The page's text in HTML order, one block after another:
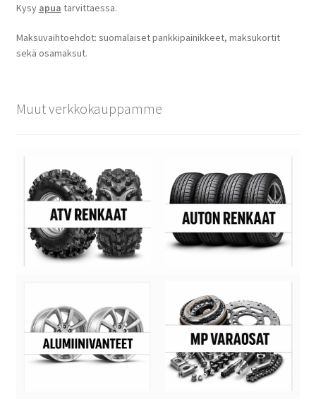
Kysy apua tarvittaessa.
Maksuvaihtoehdot: suomalaiset pankkipainikkeet, maksukortit
sekä osamaksut.
Muut verkkokauppamme